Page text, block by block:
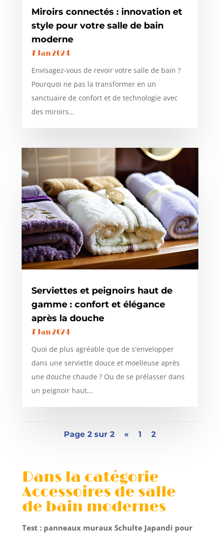
Miroirs connectés : innovation et
style pour votre salle de bain
moderne
7 Jan 2024
Envisagez-vous de revoir votre salle de bain ?
Pourquoi ne pas la transformer en un
sanctuaire de confort et de technologie avec
des miroirs...
Serviettes et peignoirs haut de
gamme : confort et élégance
après la douche
7 Jan 2024
Quoi de plus agréable que de s'envelopper
dans une serviette douce et moelleuse après
une douche chaude ? Ou de se prélasser dans
un peignoir haut...
Page 2 sur 2 « 1 2
Dans la catégorie
Accessoires de salle
de bain modernes
Test : panneaux muraux Schulte Japandi pour